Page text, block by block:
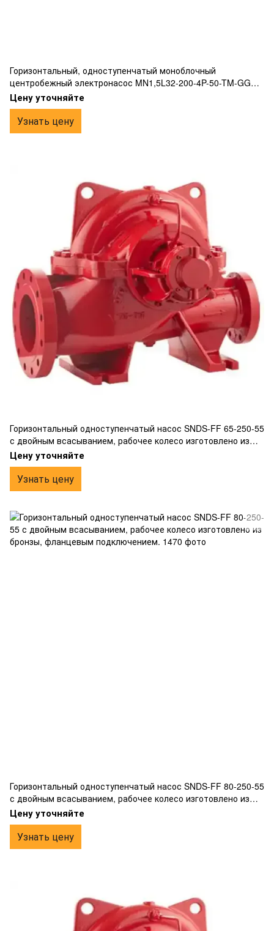
Горизонтальный, одноступенчатый моноблочный
центробежный электронасос MN1,5L32-200-4P-50-TM-GG
соответствующий нормам EN733 жесткой соединительной
муфтой для крепления к электродвигателю
Цену уточняйте
Узнать цену
Горизонтальный одноступенчатый насос SNDS-FF 65-250-55
с двойным всасыванием, рабочее колесо изготовлено из
бронзы, фланцевым подключением.
Цену уточняйте
Узнать цену
Горизонтальный одноступенчатый насос SNDS-FF 80-250-55
с двойным всасыванием, рабочее колесо изготовлено из
бронзы, фланцевым подключением.
Цену уточняйте
Узнать цену